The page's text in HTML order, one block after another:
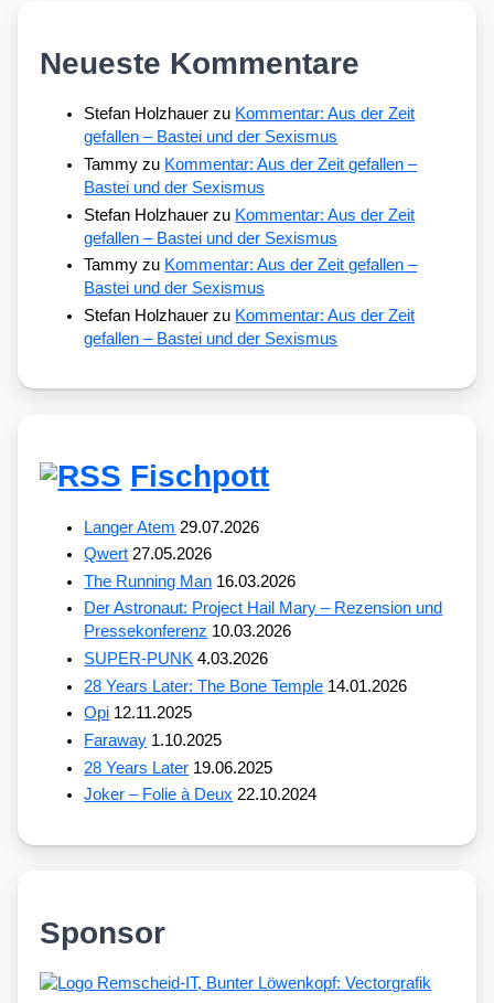
Neueste Kommentare
Stefan Holzhauer zu Kommentar: Aus der Zeit
gefallen – Bastei und der Sexismus
Tammy zu Kommentar: Aus der Zeit gefallen –
Bastei und der Sexismus
Stefan Holzhauer zu Kommentar: Aus der Zeit
gefallen – Bastei und der Sexismus
Tammy zu Kommentar: Aus der Zeit gefallen –
Bastei und der Sexismus
Stefan Holzhauer zu Kommentar: Aus der Zeit
gefallen – Bastei und der Sexismus
Fischpott
Langer Atem 29.07.2026
Qwert 27.05.2026
The Running Man 16.03.2026
Der Astronaut: Project Hail Mary – Rezension und
Pressekonferenz 10.03.2026
SUPER-PUNK 4.03.2026
28 Years Later: The Bone Temple 14.01.2026
Opi 12.11.2025
Faraway 1.10.2025
28 Years Later 19.06.2025
Joker – Folie à Deux 22.10.2024
Sponsor